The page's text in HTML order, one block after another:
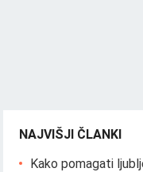
NAJVIŠJI ČLANKI
Kako pomagati